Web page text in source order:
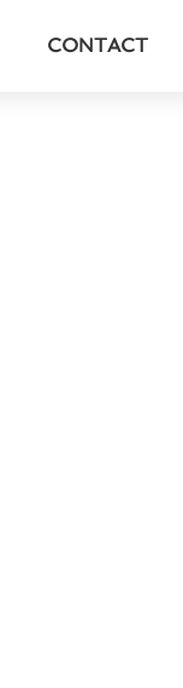
CONTACT